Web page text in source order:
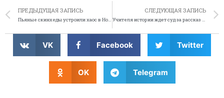
ПРЕДЫДУЩАЯ ЗАПИСЬ
Пьяные скинхеды устроили хаос в Новой Зеландии
СЛЕДУЮЩАЯ ЗАПИСЬ
Учителя истории ждет суд за рассказ о ветчине
VK Facebook Twitter
OK Telegram